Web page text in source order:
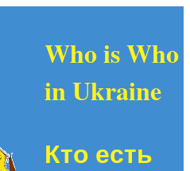
Who is Who
in Ukraine
Кто есть